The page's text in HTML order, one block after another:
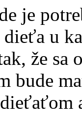
je
u
že sa
bude
dieťaťom